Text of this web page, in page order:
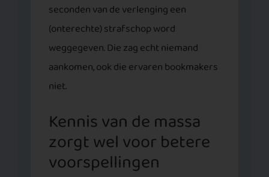
seconden van de verlenging een
(onterechte) strafschop word
weggegeven. Die zag echt niemand
aankomen, ook die ervaren bookmakers
niet.
Kennis van de massa
zorgt wel voor betere
voorspellingen